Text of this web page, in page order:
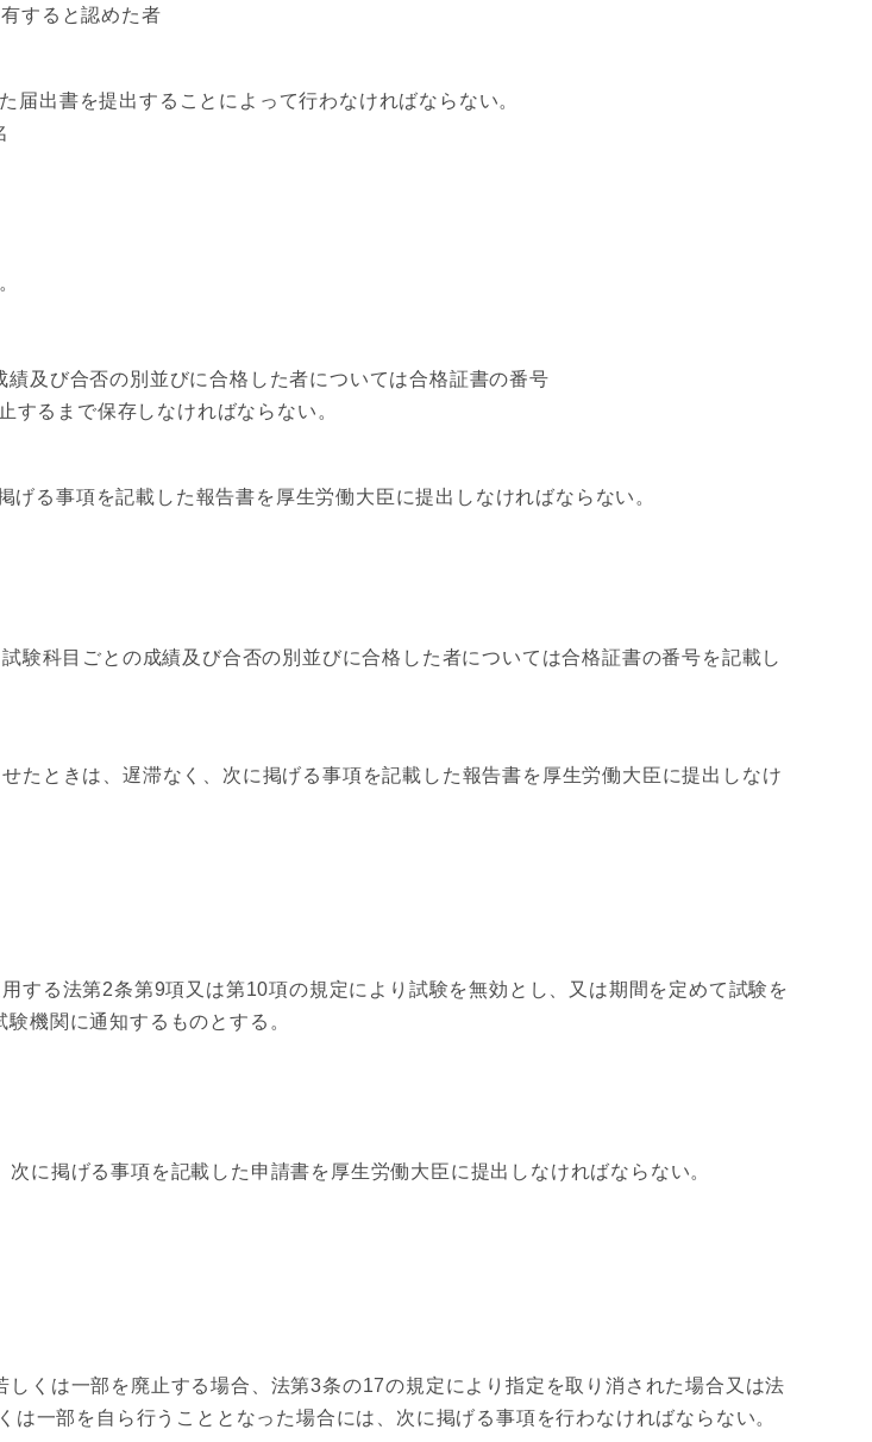
すると認めた者
出書を提出することによって行わなければならない。
及び合否の別並びに合格した者については合格証書の番号
るまで保存しなければならない。
る事項を記載した報告書を厚生労働大臣に提出しなければならない。
科目ごとの成績及び合否の別並びに合格した者については合格証書の番号を記載し
ときは、遅滞なく、次に掲げる事項を記載した報告書を厚生労働大臣に提出しなけ
る法第2条第9項又は第10項の規定により試験を無効とし、又は期間を定めて試験を
機関に通知するものとする。
に掲げる事項を記載した申請書を厚生労働大臣に提出しなければならない。
くは一部を廃止する場合、法第3条の17の規定により指定を取り消された場合又は法
一部を自ら行うこととなった場合には、次に掲げる事項を行わなければならない。